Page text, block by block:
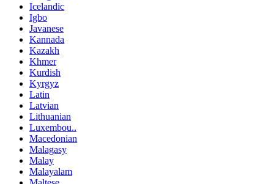
Icelandic
Igbo
Javanese
Kannada
Kazakh
Khmer
Kurdish
Kyrgyz
Latin
Latvian
Lithuanian
Luxembou..
Macedonian
Malagasy
Malay
Malayalam